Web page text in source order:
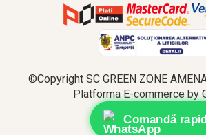
©Copyright SC GREEN ZONE
Platforma E-commerce by
Comandă